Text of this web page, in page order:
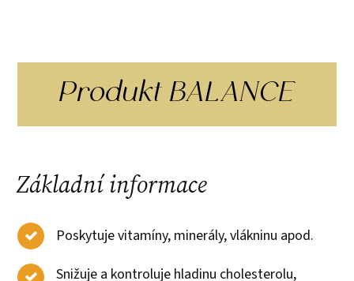
Produkt BALANCE
Základní informace
Poskytuje vitamíny, minerály, vlákninu apod.
Snižuje a kontroluje hladinu cholesterolu,